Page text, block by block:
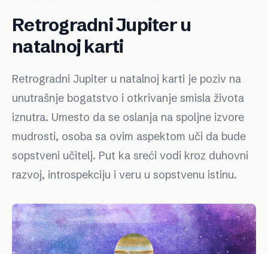
Retrogradni Jupiter u
natalnoj karti
Retrogradni Jupiter u natalnoj karti je poziv na
unutrašnje bogatstvo i otkrivanje smisla života
iznutra. Umesto da se oslanja na spoljne izvore
mudrosti, osoba sa ovim aspektom uči da bude
sopstveni učitelj. Put ka sreći vodi kroz duhovni
razvoj, introspekciju i veru u sopstvenu istinu.